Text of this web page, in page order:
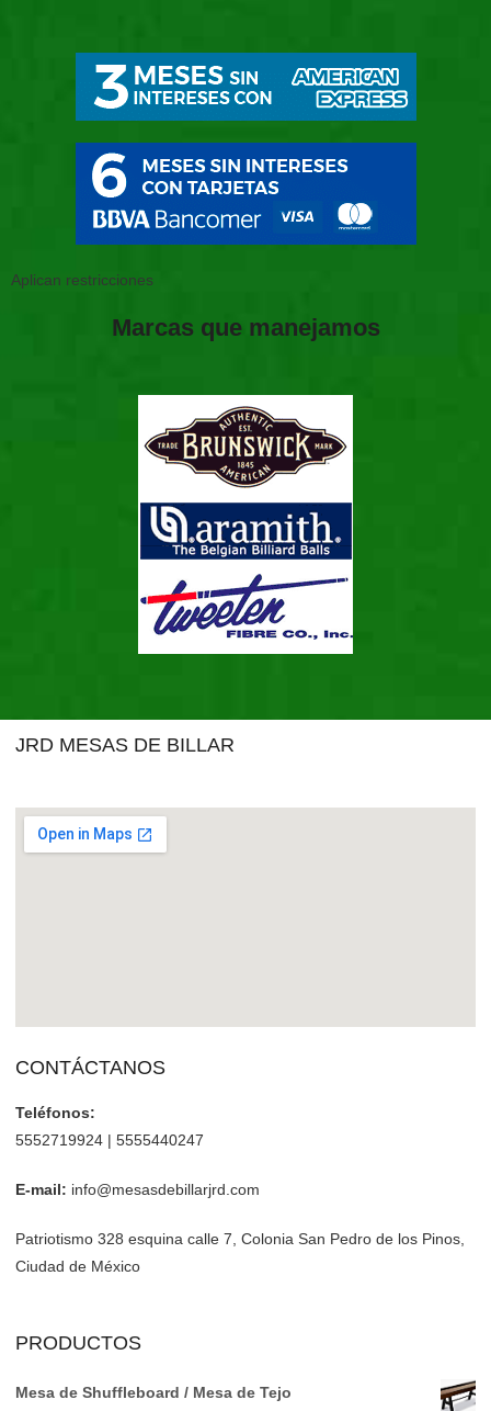
Aplican restricciones
Marcas que manejamos
JRD MESAS DE BILLAR
CONTÁCTANOS
Teléfonos:
5552719924 | 5555440247
E-mail: info@mesasdebillarjrd.com
Patriotismo 328 esquina calle 7, Colonia San Pedro de los Pinos,
Ciudad de México
PRODUCTOS
Mesa de Shuffleboard / Mesa de Tejo